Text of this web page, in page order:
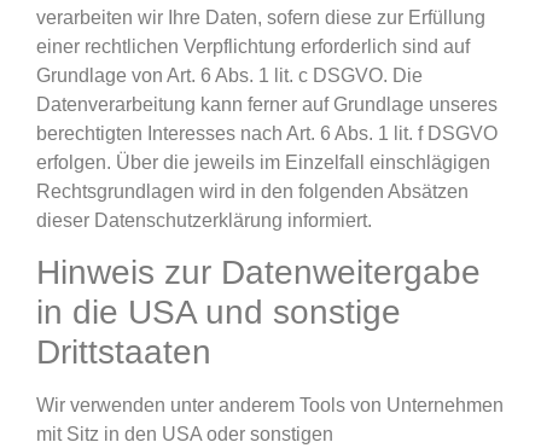
verarbeiten wir Ihre Daten, sofern diese zur Erfüllung
einer rechtlichen Verpflichtung erforderlich sind auf
Grundlage von Art. 6 Abs. 1 lit. c DSGVO. Die
Datenverarbeitung kann ferner auf Grundlage unseres
berechtigten Interesses nach Art. 6 Abs. 1 lit. f DSGVO
erfolgen. Über die jeweils im Einzelfall einschlägigen
Rechtsgrundlagen wird in den folgenden Absätzen
dieser Datenschutzerklärung informiert.
Hinweis zur Datenweitergabe
in die USA und sonstige
Drittstaaten
Wir verwenden unter anderem Tools von Unternehmen
mit Sitz in den USA oder sonstigen